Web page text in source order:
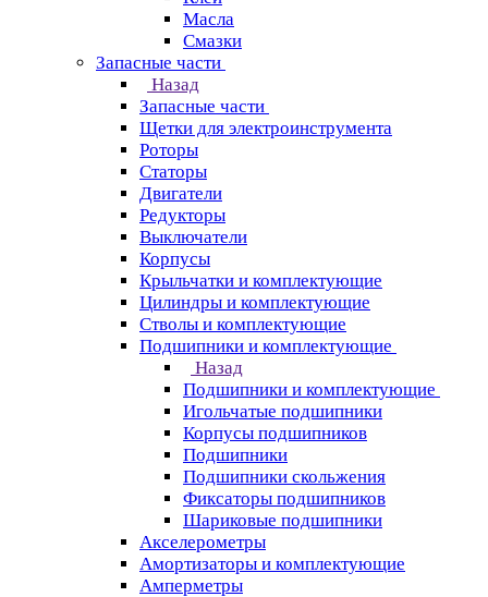
Масла
Смазки
Запасные части
Назад
Запасные части
Щетки для электроинструмента
Роторы
Статоры
Двигатели
Редукторы
Выключатели
Корпусы
Крыльчатки и комплектующие
Цилиндры и комплектующие
Стволы и комплектующие
Подшипники и комплектующие
Назад
Подшипники и комплектующие
Игольчатые подшипники
Корпусы подшипников
Подшипники
Подшипники скольжения
Фиксаторы подшипников
Шариковые подшипники
Акселерометры
Амортизаторы и комплектующие
Амперметры